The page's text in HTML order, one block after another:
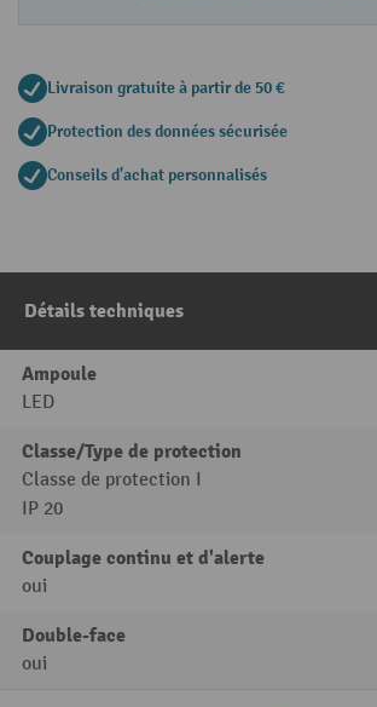
Livraison gratuite à partir de 50 €
Protection des données sécurisée
Conseils d'achat personnalisés
Détails techniques
Ampoule
LED
Classe/Type de protection
Classe de protection I
IP 20
Couplage continu et d'alerte
oui
Double-face
oui